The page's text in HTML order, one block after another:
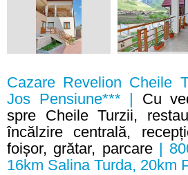
Cazare Revelion Cheile
Jos Pensiune*** | Cu
spre Cheile Turzii,
încălzire centrală,
foișor, grătar, parcare|
16km Salina Turda, 20km